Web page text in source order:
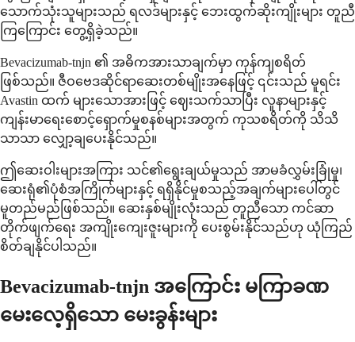
သောက်သုံးသူများသည် ရလဒ်များနှင့် ဘေးထွက်ဆိုးကျိုးများ တူညီ
ကြကြောင်း တွေ့ရှိခဲ့သည်။
Bevacizumab-tnjn ၏ အဓိကအားသာချက်မှာ ကုန်ကျစရိတ်
ဖြစ်သည်။ ဇီဝဗေဒဆိုင်ရာဆေးတစ်မျိုးအနေဖြင့် ၎င်းသည် မူရင်း
Avastin ထက် များသောအားဖြင့် ဈေးသက်သာပြီး လူနာများနှင့်
ကျန်းမာရေးစောင့်ရှောက်မှုစနစ်များအတွက် ကုသစရိတ်ကို သိသိ
သာသာ လျှော့ချပေးနိုင်သည်။
ဤဆေးဝါးများအကြား သင်၏ရွေးချယ်မှုသည် အာမခံလွှမ်းခြုံမှု၊
ဆေးရုံ၏ပုံစံအကြိုက်များနှင့် ရရှိနိုင်မှုစသည့်အချက်များပေါ်တွင်
မူတည်မည်ဖြစ်သည်။ ဆေးနှစ်မျိုးလုံးသည် တူညီသော ကင်ဆာ
တိုက်ဖျက်ရေး အကျိုးကျေးဇူးများကို ပေးစွမ်းနိုင်သည်ဟု ယုံကြည်
စိတ်ချနိုင်ပါသည်။
Bevacizumab-tnjn အကြောင်း မကြာခဏ
မေးလေ့ရှိသော မေးခွန်းများ